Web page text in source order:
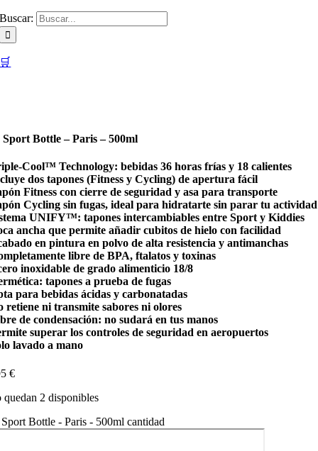
Buscar:
🛒
Sport Bottle – Paris – 500ml
Cool™ Technology: bebidas 36 horas frías y 18 calientes
dos tapones (Fitness y Cycling) de apertura fácil
Fitness con cierre de seguridad y asa para transporte
Cycling sin fugas, ideal para hidratarte sin parar tu actividad
UNIFY™: tapones intercambiables entre Sport y Kiddies
ancha que permite añadir cubitos de hielo con facilidad
en pintura en polvo de alta resistencia y antimanchas
libre de BPA, ftalatos y toxinas
inoxidable de grado alimenticio 18/8
tapones a prueba de fugas
para bebidas ácidas y carbonatadas
retiene ni transmite sabores ni olores
de condensación: no sudará en tus manos
superar los controles de seguridad en aeropuertos
lavado a mano
€
quedan 2 disponibles
Bottle - Paris - 500ml cantidad